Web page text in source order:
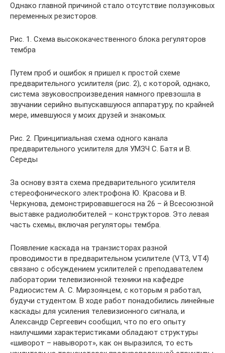
Однако главной причиной стало отсутствие ползунковых
переменных резисторов.
Рис. 1. Схема высококачественного блока регуляторов
тембра
Путем проб и ошибок я пришел к простой схеме
предварительного усилителя (рис. 2), с которой, однако,
система звуковоспроизведения намного превзошла в
звучании серийно выпускавшуюся аппаратуру, по крайней
мере, имевшуюся у моих друзей и знакомых.
Рис. 2. Принципиальная схема одного канала
предварительного усилителя для УМЗЧ С. Батя и В.
Середы
За основу взята схема предварительного усилителя
стереофонического электрофона Ю. Красова и В.
Черкунова, демонстрировавшегося на 26 – й Всесоюзной
выставке радиолюбителей – конструкторов. Это левая
часть схемы, включая регуляторы тембра.
Появление каскада на транзисторах разной
проводимости в предварительном усилителе (VT3, VT4)
связано с обсуждением усилителей с преподавателем
лаборатории телевизионной техники на кафедре
Радиосистем А. С. Мирзоянцем, с которым я работал,
будучи студентом. В ходе работ понадобились линейные
каскады для усиления телевизионного сигнала, и
Александр Сергеевич сообщил, что по его опыту
наилучшими характеристиками обладают структуры
«шиворот – навыворот», как он выразился, то есть